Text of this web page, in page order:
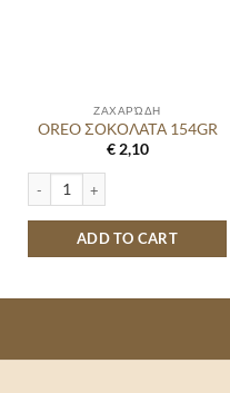
ΖΑΧΑΡΏΔΗ
OREO ΣΟΚΟΛΑΤΑ 154GR
€2,10
OREO ΣΟΚΟΛΑΤΑ 154GR quantity
ADD TO CART